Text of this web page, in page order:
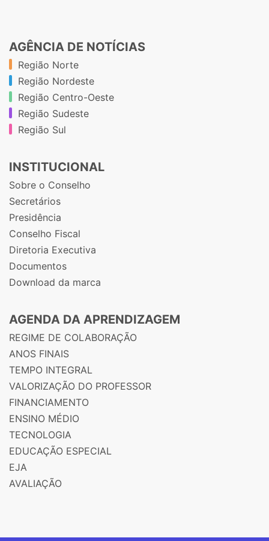
AGÊNCIA DE NOTÍCIAS
Região Norte
Região Nordeste
Região Centro-Oeste
Região Sudeste
Região Sul
INSTITUCIONAL
Sobre o Conselho
Secretários
Presidência
Conselho Fiscal
Diretoria Executiva
Documentos
Download da marca
AGENDA DA APRENDIZAGEM
REGIME DE COLABORAÇÃO
ANOS FINAIS
TEMPO INTEGRAL
VALORIZAÇÃO DO PROFESSOR
FINANCIAMENTO
ENSINO MÉDIO
TECNOLOGIA
EDUCAÇÃO ESPECIAL
EJA
AVALIAÇÃO